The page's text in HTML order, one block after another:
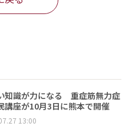
知識が力になる 重症筋無力症
講座が10月3日に熊本で開催
13:00